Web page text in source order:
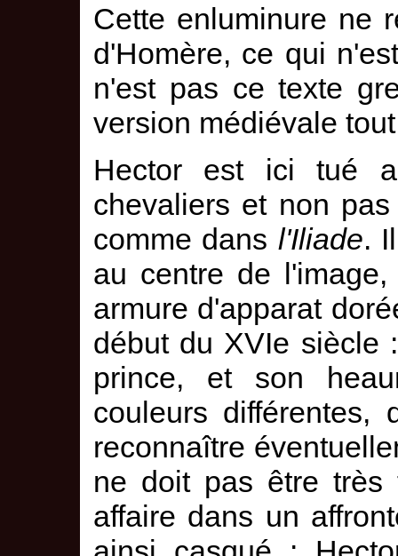
Cette enluminure ne
d'Homère, ce qui
n'est pas ce texte
version médiévale
Hector est ici tué
chevaliers et non
comme dans l'Iliade.
au centre de
armure d'apparat
début du XVIe siècle
prince, et son
couleurs différentes,
reconnaître
ne doit pas être
affaire dans un